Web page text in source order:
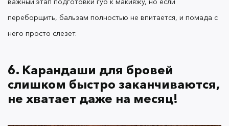
еле виден, полупрозрачный!
переборщить, бальзам полностью не впитается, и помада с
него просто слезет.
6. Карандаши для бровей
слишком быстро заканчиваются,
не хватает даже на месяц!